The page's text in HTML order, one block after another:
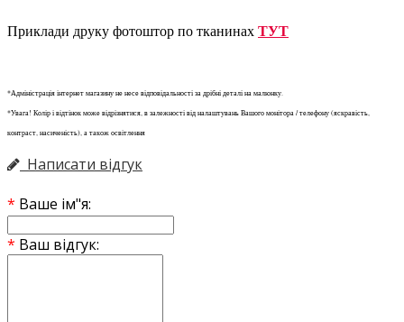
Приклади друку фотоштор по тканинахТУТ
*Адміністрація інтернет магазину не несе відповідальності за дрібні деталі на малюнку.
*Увага! Колір і відтінок може відрізнятися, в залежності від налаштувань Вашого монітора / телефону (яскравість,
контраст, насиченість), а також освітлення
Написати відгук
Ваше ім"я:
Ваш відгук: